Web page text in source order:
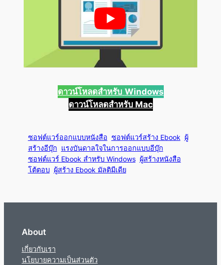
ดาวน์โหลดสำหรับ Windows
ดาวน์โหลดสำหรับ Mac
ซอฟต์แวร์ออกแบบหนังสือ ซอฟต์แวร์สร้าง Ebook ผู้
สร้างอีบุ๊ก แรงบันดาลใจในการออกแบบอีบุ๊ก
ซอฟต์แวร์ Ebook สำหรับ Windows ผู้สร้างหนังสือ
โต้ตอบ ผู้สร้าง Ebook มัลติมีเดีย
About
เกี่ยวกับเรา
นโยบายความเป็นส่วนตัว